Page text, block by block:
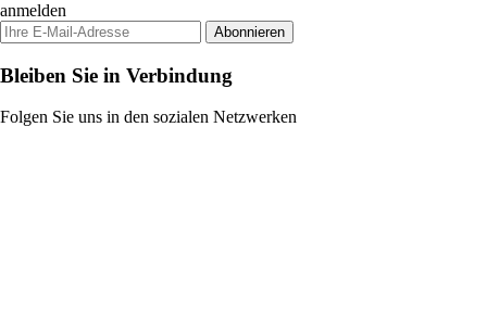
anmelden
Abonnieren
Bleiben Sie in Verbindung
Folgen Sie uns in den sozialen Netzwerken